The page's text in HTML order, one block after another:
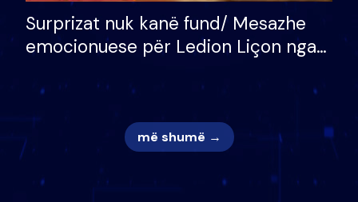
Surprizat nuk kanë fund/ Mesazhe
emocionuese për Ledion Liçon nga
nuk i mban dot lotët: Nuk meritoj…
më shumë →